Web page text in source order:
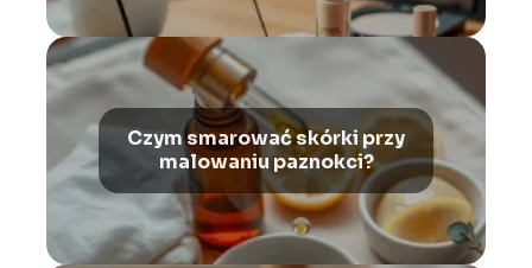
Czym smarować skórki przy
malowaniu paznokci?